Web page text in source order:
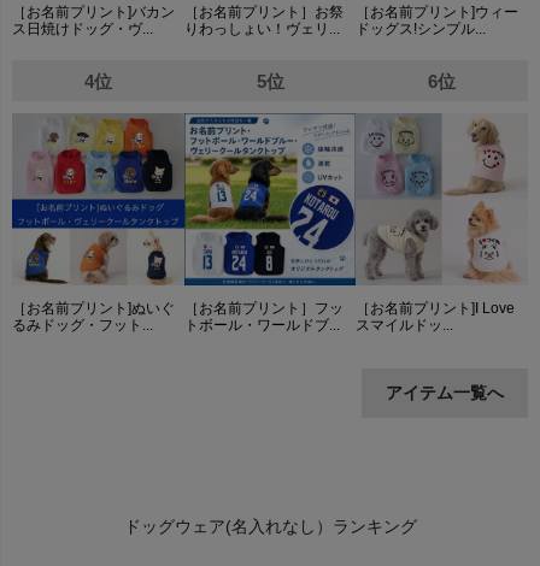
［お名前プリント]バカン
ス日焼けドッグ・ヴ...
［お名前プリント］お祭
りわっしょい！ヴェリ...
［お名前プリント]ウィー
ドッグス!シンプル...
4位
［お名前プリント]ぬいぐ
るみドッグ・フット...
5位
［お名前プリント］フッ
トボール・ワールドブ...
6位
［お名前プリント]I Love
スマイルドッ...
アイテム一覧へ
ドッグウェア(名入れなし）ランキング